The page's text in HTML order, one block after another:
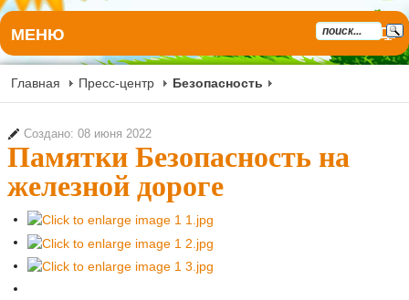
МЕНЮ
Главная Пресс-центр Безопасность
Создано: 08 июня 2022
Памятки Безопасность на
железной дороге